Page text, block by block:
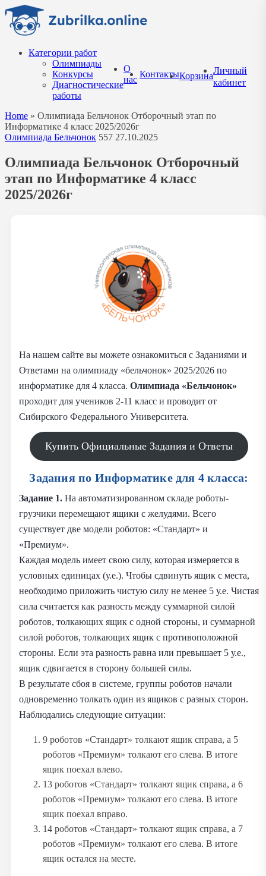
Перейти
содержанию
Категории работ
Олимпиады
Конкурсы
Диагностические
работы
О
нас
КонтактыКорзина
Личный
кабинет
Home » Олимпиада Бельчонок Отборочный этап по
Информатике 4 класс 2025/2026г
Олимпиада Бельчонок 557 27.10.2025
Олимпиада Бельчонок Отборочный
этап по Информатике 4 класс
2025/2026г
На нашем сайте вы можете ознакомиться с Заданиями и
Ответами на олимпиаду «бельчонок» 2025/2026 по
информатике для 4 класса. Олимпиада «Бельчонок»
проходит для учеников 2-11 класс и проводит от
Сибирского Федерального Университета.
Купить Официальные Задания и Ответы
Задания по Информатике для 4 класса:
Задание 1. На автоматизированном складе роботы-
грузчики перемещают ящики с желудями. Всего
существует две модели роботов: «Стандарт» и
«Премиум».
Каждая модель имеет свою силу, которая измеряется в
условных единицах (у.е.). Чтобы сдвинуть ящик с места,
необходимо приложить чистую силу не менее 5 у.е. Чистая
сила считается как разность между суммарной силой
роботов, толкающих ящик с одной стороны, и суммарной
силой роботов, толкающих ящик с противоположной
стороны. Если эта разность равна или превышает 5 у.е.,
ящик сдвигается в сторону большей силы.
В результате сбоя в системе, группы роботов начали
одновременно толкать один из ящиков с разных сторон.
Наблюдались следующие ситуации:
9 роботов «Стандарт» толкают ящик справа, а 5
роботов «Премиум» толкают его слева. В итоге
ящик поехал влево.
13 роботов «Стандарт» толкают ящик справа, а 6
роботов «Премиум» толкают его слева. В итоге
ящик поехал вправо.
14 роботов «Стандарт» толкают ящик справа, а 7
роботов «Премиум» толкают его слева. В итоге
ящик остался на месте.